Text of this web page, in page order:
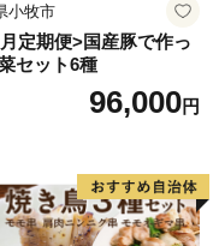
小牧市
定期便>国産豚で作っ
セット6種
96,000円